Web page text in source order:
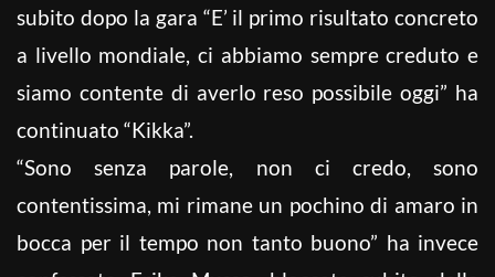
subito dopo la gara “E’ il primo risultato concreto
a livello mondiale, ci abbiamo sempre creduto e
siamo contente di averlo reso possibile oggi” ha
continuato “Kikka”.
“Sono senza parole, non ci credo, sono
contentissima, mi rimane un pochino di amaro in
bocca per il tempo non tanto buono” ha invece